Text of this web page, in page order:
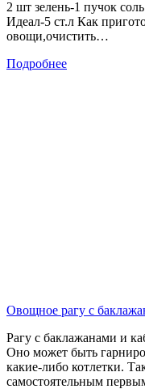
2 шт зелень-1 пучок
Идеал-5 ст.л Как
овощи,очистить…
Подробнее
Овощное рагу с
Рагу с баклажанами и
Оно может быть
какие-либо котлетки.
самостоятельным